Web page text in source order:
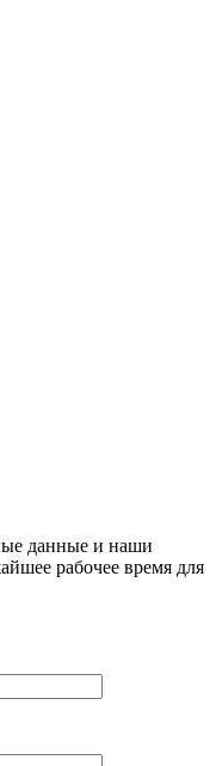
данные и наши
рабочее время для